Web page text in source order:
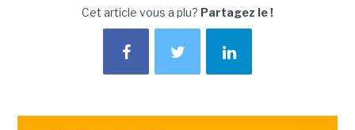
Cet article vous a plu? Partagez le !